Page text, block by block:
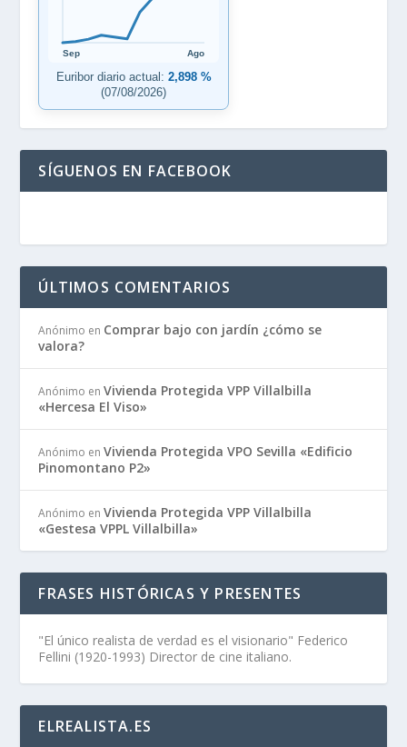
Sep Ago
Euribor diario actual: 2,898 %
(07/08/2026)
SÍGUENOS EN FACEBOOK
ÚLTIMOS COMENTARIOS
Anónimo en Comprar bajo con jardín ¿cómo se
valora?
Anónimo enVivienda Protegida VPP Villalbilla
«Hercesa El Viso»
Anónimo enVivienda Protegida VPO Sevilla «Edificio
Pinomontano P2»
Anónimo enVivienda Protegida VPP Villalbilla
«Gestesa VPPL Villalbilla»
FRASES HISTÓRICAS Y PRESENTES
"El único realista de verdad es el visionario" Federico
Fellini (1920-1993) Director de cine italiano.
ELREALISTA.ES